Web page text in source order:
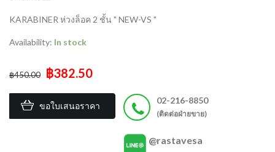
KARABINER ห่วงล็อค 2 ชั้น " NEW-VS "
Availability: In stock
฿450.00 ฿382.50
ขอใบเสนอราคา
02-216-8850
(ติดต่อฝ่ายขาย)
@rastavesa